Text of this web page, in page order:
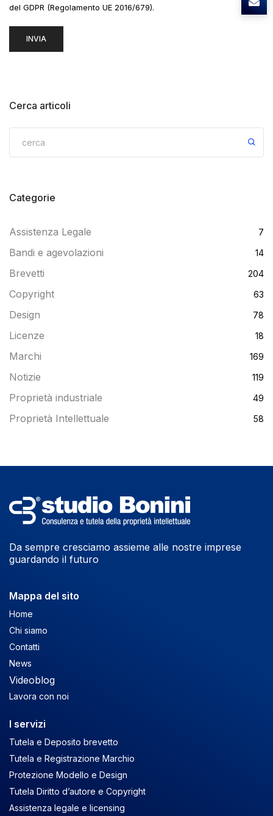
del GDPR (Regolamento UE 2016/679).
Cerca articoli
Categorie
Assistenza Legale 7
Bandi e agevolazioni 14
Brevetti 204
Copyright 63
Design 78
Licenze 18
Marchi 169
Notizie 119
Proprietà industriale 49
Proprietà Intellettuale 58
Da sempre cresciamo assieme alle nostre imprese
guardando il futuro
Mappa del sito
Home
Chi siamo
Contatti
News
Videoblog
Lavora con noi
I servizi
Tutela e Deposito brevetto
Tutela e Registrazione Marchio
Protezione Modello e Design
Tutela Diritto d’autore e Copyright
Assistenza legale e licensing